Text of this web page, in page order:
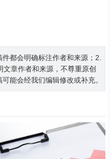
都会明确标注作者和来源；2.
章作者和来源，不尊重原创
能会经我们编辑修改或补充。